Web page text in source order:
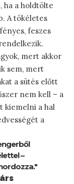
ha a holdtölte
A tökéletes
feszes
mert akkor
sem, mert
a sütés előtt
nem kell – a
kiemelni a hal
a
–